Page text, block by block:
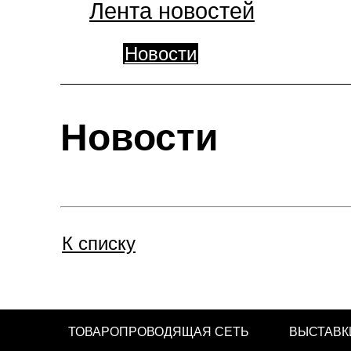
Лента новостей
Новости
Новости
К списку
ТОВАРОПРОВОДЯЩАЯ СЕТЬ